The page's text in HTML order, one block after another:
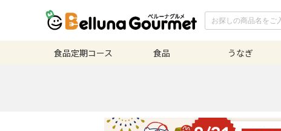
食品定期コース 食品 うなぎ